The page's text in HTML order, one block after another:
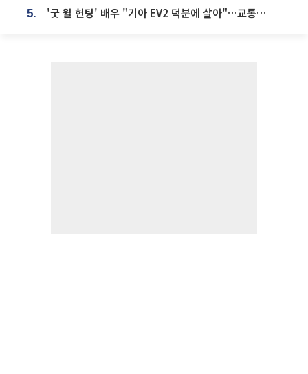
5. '굿 윌 헌팅' 배우 "기아 EV2 덕분에 살아"…교통사고 후 안전성 극찬